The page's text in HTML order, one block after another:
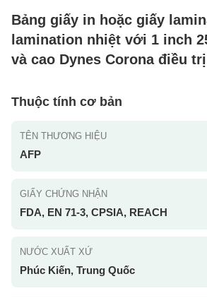
Bảng giấy in hoặc giấy
lamination nhiệt với 1 inch
và cao Dynes Corona điều trị
Thuộc tính cơ bản
TÊN THƯƠNG HIỆU
AFP
GIẤY CHỨNG NHẬN
FDA, EN 71-3, CPSIA, REACH
NƯỚC XUẤT XỨ
Phúc Kiến, Trung Quốc